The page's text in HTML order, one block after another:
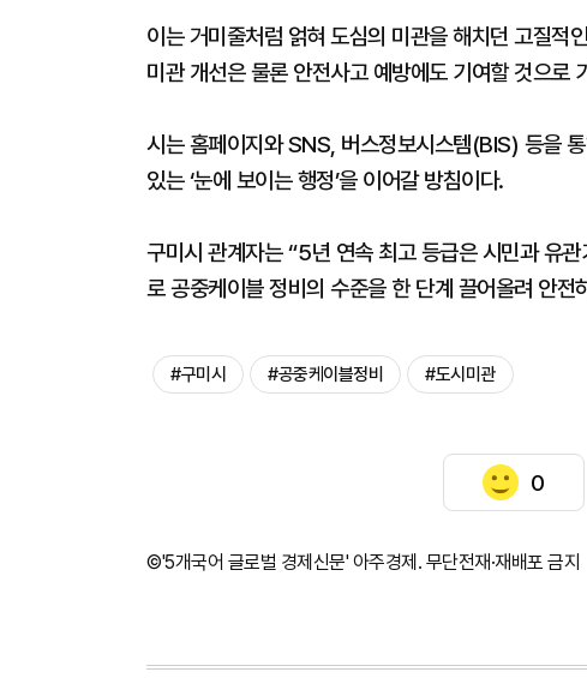
이는 거미줄처럼 얽혀 도심의 미관을 해치던 고질적
미관 개선은 물론 안전사고 예방에도 기여할 것으로
시는 홈페이지와 SNS, 버스정보시스템(BIS) 등을
있는 ‘눈에 보이는 행정’을 이어갈 방침이다.
구미시 관계자는 “5년 연속 최고 등급은 시민과 유
로 공중케이블 정비의 수준을 한 단계 끌어올려 안
#구미시 #공중케이블정비 #도시미관
0
©'5개국어 글로벌 경제신문' 아주경제. 무단전재·재배포 금지